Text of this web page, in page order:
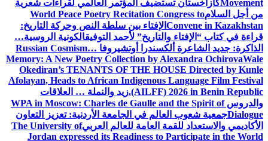
Movementكازاخستان تستضيف المؤتمر العالمي لقراءات شعرية
من أجل السلامWorld Peace Poetry Recitation Congress to
Convene in Kazakhstan الإفتاء بين سلطة النص وحركة التاريخ:
قراءة في كتاب “الإفتاء والتاريخ” لأحمد التوفيقالكونية الروسية…
الذاكرة: جديد الشاعرة ألكسندرا أوتشيروفا Russian Cosmism…
Memory: A New Poetry Collection by Alexandra OchirovaWale
Okediran’s TENANTS OF THE HOUSE Directed by Kunle
Afolayan, Heads to African Indigenous Language Film Festival
(AILFF) 2026 in Benin Republic. زيد والنملة … العلاقات
والدروسWPA in Moscow: Charles de Gaulle and the Spirit of
Dialogueجمعية شعوب العالم في الجامعة الأردنية: تعزيز التعاون
الأكاديمي والاستعداد للقمة العامة للعالم العربيThe University of
Jordan expressed its Readiness to Participate in the World